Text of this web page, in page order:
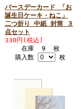
バースデーカード 「お
誕生日ケーキ・ねこ」
二つ折り 中紙 封筒 ３
点セット
330円(税込)
在庫 9 枚
購入数
枚